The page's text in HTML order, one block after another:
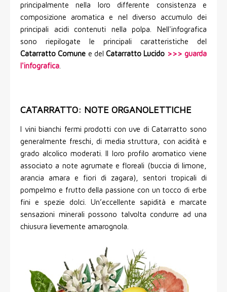
principalmente nella loro differente consistenza e
composizione aromatica e nel diverso accumulo dei
principali acidi contenuti nella polpa. Nell'infografica
sono riepilogate le principali caratteristiche del
Catarratto Comune e delCatarratto Lucido >>> guarda
l'infografica
CATARRATTO: NOTE ORGANOLETTICHE
I vini bianchi fermi prodotti con uve di Catarratto sono
generalmente freschi, di media struttura, con acidità e
grado alcolico moderati. Il loro profilo aromatico viene
associato a note agrumate e floreali (buccia di limone,
arancia amara e fiori di zagara), sentori tropicali di
pompelmo e frutto della passione con un tocco di erbe
fini e spezie dolci. Un’eccellente sapidità e marcate
sensazioni minerali possono talvolta condurre ad una
chiusura lievemente amarognola.